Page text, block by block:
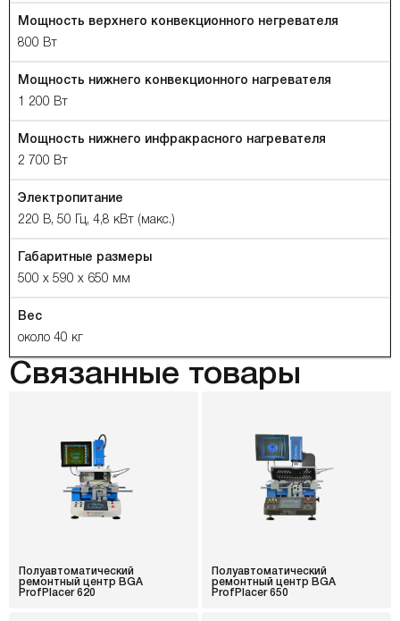
Мощность верхнего конвекционного негревателя
800 Вт
Мощность нижнего конвекционного нагревателя
1 200 Вт
Мощность нижнего инфракрасного нагревателя
2 700 Вт
Электропитание
220 В, 50 Гц, 4,8 кВт (макс.)
Габаритные размеры
500 x 590 x 650 мм
Вес
около 40 кг
Связанные товары
Полуавтоматический
ремонтный центр BGA
ProfPlacer 620
Полуавтоматический
ремонтный центр BGA
ProfPlacer 650